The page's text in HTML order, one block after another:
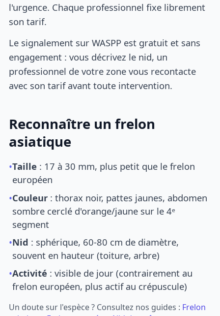
l'urgence. Chaque professionnel fixe librement
son tarif.
Le signalement sur WASPP est gratuit et sans
engagement : vous décrivez le nid, un
professionnel de votre zone vous recontacte
avec son tarif avant toute intervention.
Reconnaître un frelon
asiatique
•Taille : 17 à 30 mm, plus petit que le frelon
européen
•Couleur : thorax noir, pattes jaunes, abdomen
sombre cerclé d'orange/jaune sur le 4ᵉ
segment
•Nid : sphérique, 60-80 cm de diamètre,
souvent en hauteur (toiture, arbre)
•Activité : visible de jour (contrairement au
frelon européen, plus actif au crépuscule)
Un doute sur l'espèce ? Consultez nos guides : Frelon